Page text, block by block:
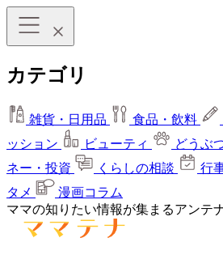
カテゴリ
雑貨・日用品 食品・飲料
ッション
ビューティ どうぶ
ネー・投資
くらしの相談 行
タメ
漫画コラム
ママの知りたい情報が集まるアンテ